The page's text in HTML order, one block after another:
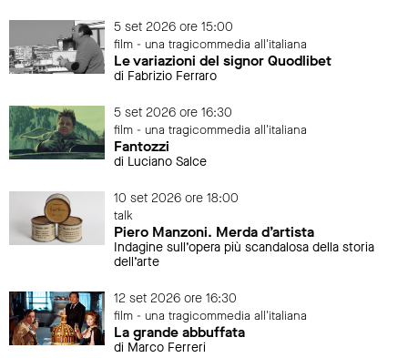
5 set 2026 ore 15:00
film - una tragicommedia all'italiana
Le variazioni del signor Quodlibet
di Fabrizio Ferraro
5 set 2026 ore 16:30
film - una tragicommedia all'italiana
Fantozzi
di Luciano Salce
10 set 2026 ore 18:00
talk
Piero Manzoni. Merda d’artista
Indagine sull’opera più scandalosa della storia
dell’arte
12 set 2026 ore 16:30
film - una tragicommedia all'italiana
La grande abbuffata
di Marco Ferreri